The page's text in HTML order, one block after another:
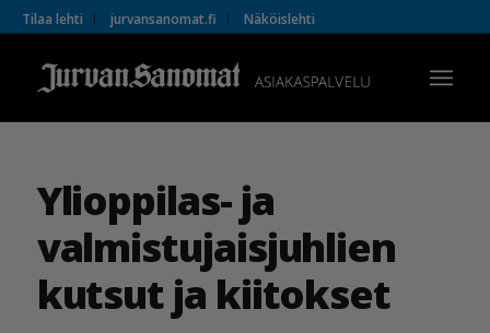
Tilaa lehti jurvansanomat.fi Näköislehti
Ylioppilas- ja
valmistujaisjuhlien
kutsut ja kiitokset